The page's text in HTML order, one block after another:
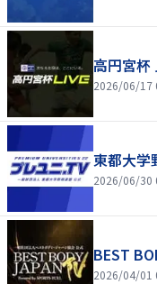
高円宮杯
2026/06/17
東都大学
2026/06/30
BEST
2026/04/01